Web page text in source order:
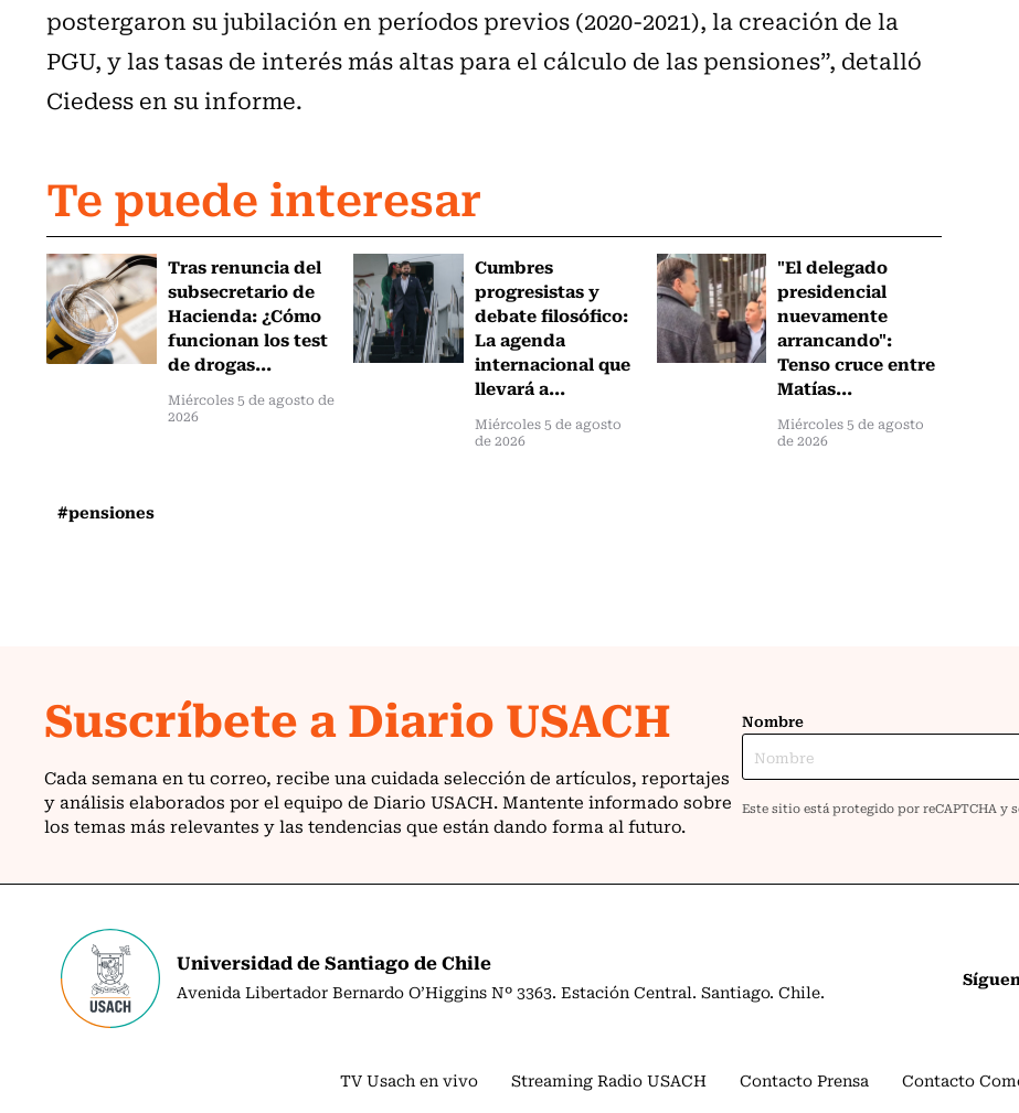
postergaron su jubilación en períodos previos (2020-2021), la creación de la
PGU, y las tasas de interés más altas para el cálculo de las pensiones”, detalló
Ciedess en su informe.
Te puede interesar
Tras renuncia del
subsecretario de
Hacienda: ¿Cómo
funcionan los test
de drogas...
Miércoles 5 de agosto de
2026
Cumbres
progresistas y
debate filosófico:
La agenda
internacional que
llevará a...
Miércoles 5 de agosto
de 2026
"El delegado
presidencial
nuevamente
arrancando":
Tenso cruce entre
Matías...
Miércoles 5 de agosto
de 2026
#pensiones
Universidad de Santiago de Chile
Avenida Libertador Bernardo O’Higgins Nº 3363. Estación Central. Santiago. Chile.
TV Usach en vivo Streaming Radio USACH Contacto Prensa Contacto